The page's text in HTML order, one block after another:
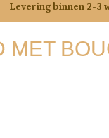
Levering binnen 2-3
MET